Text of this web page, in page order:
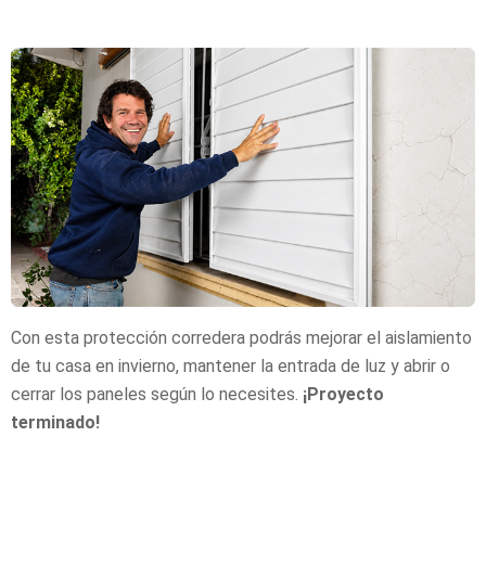
Con esta protección corredera podrás mejorar el aislamiento
de tu casa en invierno, mantener la entrada de luz y abrir o
cerrar los paneles según lo necesites. ¡Proyecto
terminado!